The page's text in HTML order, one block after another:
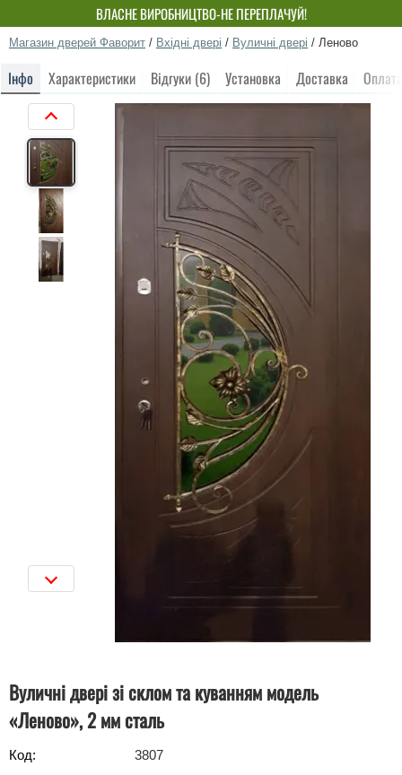
ВЛАСНЕ ВИРОБНИЦТВО-НЕ ПЕРЕПЛАЧУЙ!
Магазин дверей Фаворит / Вхідні двері / Вуличні двері / Леново
Інфо Характеристики Відгуки (6) Установка Доставка Оплата
Вуличні двері зі склом та куванням модель
«Леново», 2 мм сталь
Код:
3807